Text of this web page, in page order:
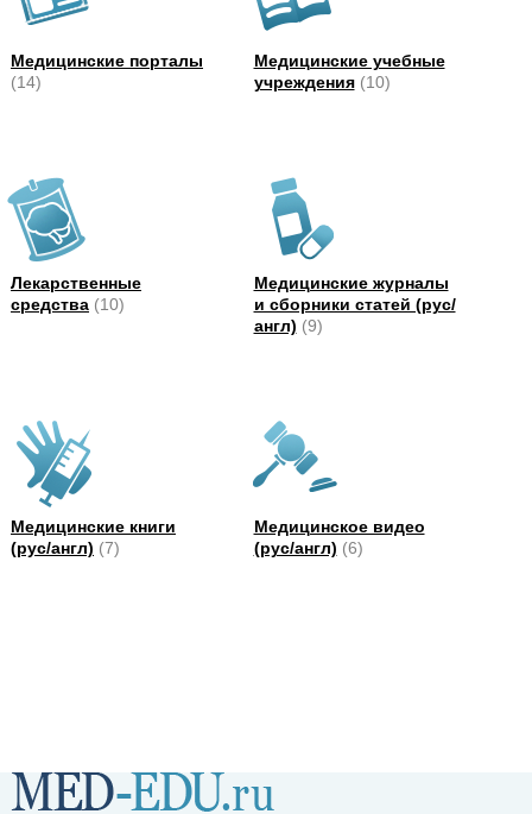
Медицинские порталы
(14)
Медицинские учебные
учреждения (10)
Лекарственные
средства (10)
Медицинские журналы
и сборники статей (рус/
англ) (9)
Медицинские книги
(рус/англ) (7)
Медицинское видео
(рус/англ) (6)